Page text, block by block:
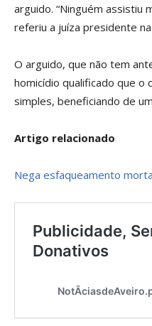
arguido. “Ninguém assistiu
referiu a juíza presidente
O arguido, que não tem
homicídio qualificado que o
simples, beneficiando de
Artigo relacionado
Nega esfaqueamento